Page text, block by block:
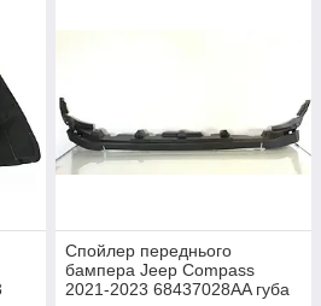
Спойлер переднього
бампера Jeep Compass
2021-2023 68437028AA губа